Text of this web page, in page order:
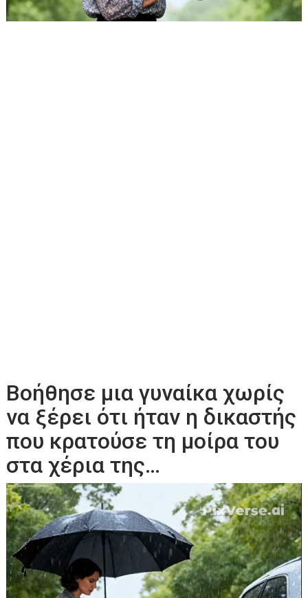
Βοήθησε μια γυναίκα χωρίς
να ξέρει ότι ήταν η δικαστής
που κρατούσε τη μοίρα του
στα χέρια της…
Πρόγραμμα
Αναπαραγωγής
Βίντεο